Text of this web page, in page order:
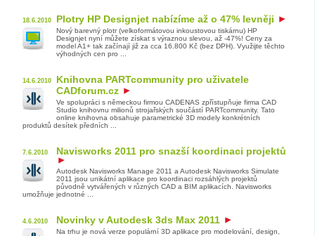
18.6.2010 Plotry HP Designjet nabízíme až o 47% levněji
Nový barevný plotr (velkoformátovou inkoustovou tiskárnu) HP
Designjet nyní můžete získat s výraznou slevou, až -47%! Ceny za
model A1+ tak začínají již za cca 16.800 Kč (bez DPH). Využijte těchto
výhodných cen pro ...
14.6.2010
Knihovna PARTcommunity pro uživatele
CADforum.cz
Ve spolupráci s německou firmou CADENAS zpřístupňuje firma CAD
Studio knihovnu milionů strojařských součástí PARTcommunity. Tato
online knihovna obsahuje parametrické 3D modely konkrétních
produktů desítek předních ...
7.6.2010 Navisworks 2011 pro snazší koordinaci projektů
Autodesk Navisworks Manage 2011 a Autodesk Navisworks Simulate
2011 jsou unikátní aplikace pro koordinaci rozsáhlých projektů
původně vytvářených v různých CAD a BIM aplikacích. Navisworks
umožňuje jednotné ...
4.6.2010 Novinky v Autodesk 3ds Max 2011
Na trhu je nová verze populární 3D aplikace pro modelování, design,